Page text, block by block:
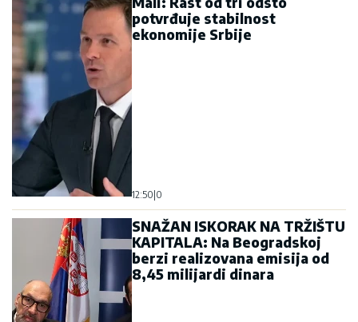
potvrđuje stabilnost
ekonomije Srbije
12:50|0
SNAŽAN ISKORAK NA TRŽIŠTU
KAPITALA: Na Beogradskoj
berzi realizovana emisija od
8,45 milijardi dinara